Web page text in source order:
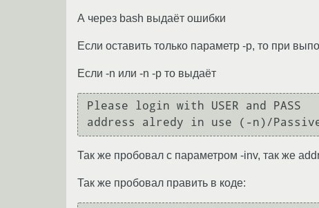
А через bash выдаёт ошибки
Если оставить только параметр -p, то при
Если -n или -n -p то выдаёт
Please login with USER and PASS
Так же пробовал с параметром -inv, так же
Так же пробовал править в коде: